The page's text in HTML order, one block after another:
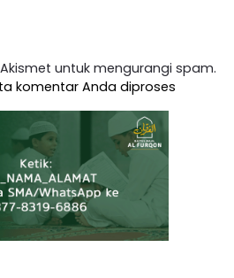
untuk mengurangi spam.
komentar Anda diproses